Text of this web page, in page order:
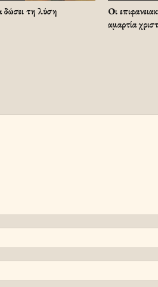
δώσει τη λύση
Οι
αμαρτία